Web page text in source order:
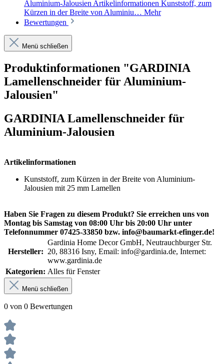
Aluminium-Jalousien Artikelinformationen Kunststoff, zum
Kürzen in der Breite von Aluminiu… Mehr
Bewertungen
Menü schließen
Produktinformationen "GARDINIA
Lamellenschneider für Aluminium-
Jalousien"
GARDINIA Lamellenschneider für
Aluminium-Jalousien
Artikelinformationen
Kunststoff, zum Kürzen in der Breite von Aluminium-
Jalousien mit 25 mm Lamellen
Haben Sie Fragen zu diesem Produkt? Sie erreichen uns von
Montag bis Samstag von 08:00 Uhr bis 20:00 Uhr unter
Telefonnummer 07425-33850 bzw. info@baumarkt-efinger.de!
Hersteller:
Gardinia Home Decor GmbH, Neutrauchburger Str.
20, 88316 Isny, Email: info@gardinia.de, Internet:
www.gardinia.de
Kategorien: Alles für Fenster
Menü schließen
0 von 0 Bewertungen